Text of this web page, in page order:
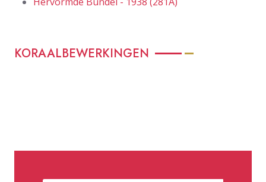
KORAALBEWERKINGEN